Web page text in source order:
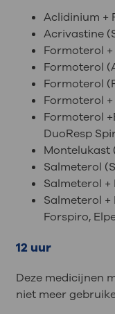
Aclidinium +
Acrivastine
Formoterol
Formoterol
Formoterol
Formoterol
Formoterol
DuoResp
Montelukast
Salmeterol
Salmeterol
Salmeterol +
Forspiro,
12 uur
Deze medicijnen
niet meer